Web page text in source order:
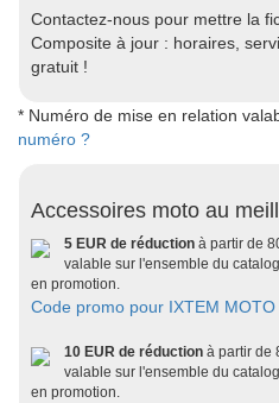
Contactez-nous pour mettre la
Composite à jour : horaires,
gratuit !
* Numéro de mise en relation
numéro ?
Accessoires moto au
5 EUR de réduction à partir de
valable sur l'ensemble du
en promotion.
Code promo pour IXTEM MOTO
10 EUR de réduction à partir de
valable sur l'ensemble du
en promotion.